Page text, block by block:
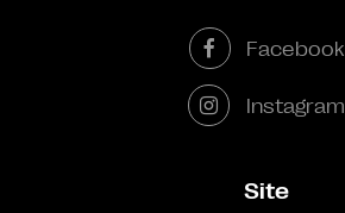
Facebook
Instagram
Site